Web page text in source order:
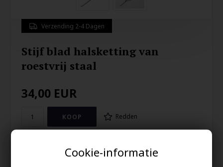
Cookie-informatie
Verzending 2-4 Dagen
Stijf blad halsketting van
roestvrij staal
34,00 EUR
Redden